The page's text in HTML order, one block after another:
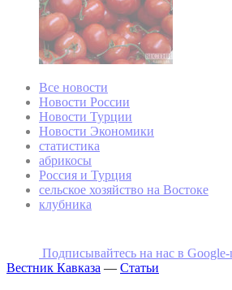
Все новости
Новости России
Новости Турции
Новости Экономики
статистика
абрикосы
Россия и Турция
сельское хозяйство на Востоке
клубника
Подписывайтесь на наc в Google-
Вестник Кавказа — Статьи